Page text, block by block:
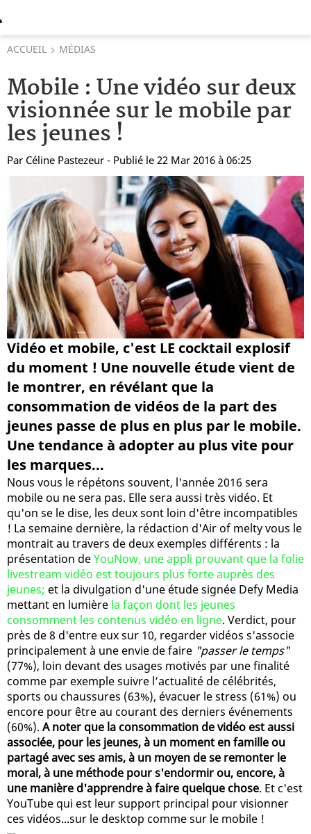
ACCUEIL MÉDIAS
Mobile : Une vidéo sur deux
visionnée sur le mobile par
les jeunes !
Par Céline Pastezeur - Publié le 22 Mar 2016 à 06:25
Vidéo et mobile, c'est LE cocktail explosif
du moment ! Une nouvelle étude vient de
le montrer, en révélant que la
consommation de vidéos de la part des
jeunes passe de plus en plus par le mobile.
Une tendance à adopter au plus vite pour
les marques...
Nous vous le répétons souvent, l'année 2016 sera
mobile ou ne sera pas. Elle sera aussi très vidéo. Et
qu'on se le dise, les deux sont loin d'être incompatibles
! La semaine dernière, la rédaction d'Air of melty vous le
montrait au travers de deux exemples différents : la
présentation deYouNow, une appli prouvant que la folie
livestream vidéo est toujours plus forte auprès des
jeunes; et la divulgation d'une étude signée Defy Media
mettant en lumière la façon dont les jeunes
consomment les contenus vidéo en ligne. Verdict, pour
près de 8 d'entre eux sur 10, regarder vidéos s'associe
principalement à une envie de faire "passer le temps"
(77%), loin devant des usages motivés par une finalité
comme par exemple suivre l’actualité de célébrités,
sports ou chaussures (63%), évacuer le stress (61%) ou
encore pour être au courant des derniers événements
(60%). A noter que la consommation de vidéo est aussi
associée, pour les jeunes, à un moment en famille ou
partagé avec ses amis, à un moyen de se remonter le
moral, à une méthode pour s'endormir ou, encore, à
une manière d'apprendre à faire quelque chose. Et c'est
YouTube qui est leur support principal pour visionner
ces vidéos...sur le desktop comme sur le mobile !